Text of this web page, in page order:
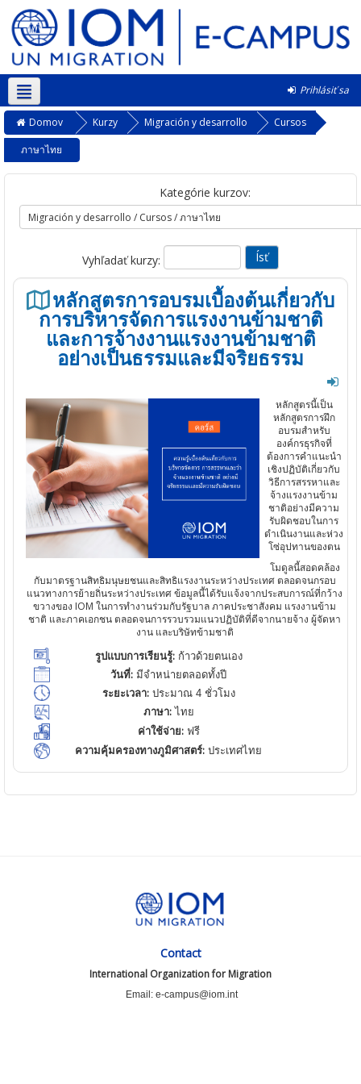
Prihlásiť sa
Slovenčina ‎(sk)‎
Domov Kurzy Migración y desarrollo
Cursos
ภาษาไทย
Kategórie kurzov:
Vyhľadať kurzy:
หลักสูตรการอบรมเบื้องต้นเกี่ยวกับ
การบริหารจัดการแรงงานข้ามชาติ
และการจ้างงานแรงงานข้ามชาติ
อย่างเป็นธรรมและมีจริยธรรม
หลักสูตรนี้เป็น
หลักสูตรการฝึก
อบรมสำหรับ
องค์กรธุรกิจที่
ต้องการคำแนะนำ
เชิงปฏิบัติเกี่ยวกับ
วิธีการสรรหาและ
จ้างแรงงานข้าม
ชาติอย่างมีความ
รับผิดชอบในการ
ดำเนินงานและห่วง
โซ่อุปทานของตน
โมดูลนี้สอดคล้อง
กับมาตรฐานสิทธิมนุษยชนและสิทธิแรงงานระหว่างประเทศ ตลอดจนกรอบ
แนวทางการย้ายถิ่นระหว่างประเทศ ข้อมูลนี้ได้รับแจ้งจากประสบการณ์ที่กว้าง
ขวางของ IOM ในการทำงานร่วมกับรัฐบาล ภาคประชาสังคม แรงงานข้าม
ชาติ และภาคเอกชน ตลอดจนการรวบรวมแนวปฏิบัติที่ดีจากนายจ้าง ผู้จัดหา
งาน และบริษัทข้ามชาติ
รูปแบบการเรียนรู้:ก้าวด้วยตนเอง
วันที่: มีจำหน่ายตลอดทั้งปี
ระยะเวลา:ประมาณ 4 ชั่วโมง
ภาษา:ไทย
ค่าใช้จ่าย:ฟรี
ความคุ้มครองทางภูมิศาสตร์: ประเทศไทย
Contact
International Organization for Migration
Email: e-campus@iom.int